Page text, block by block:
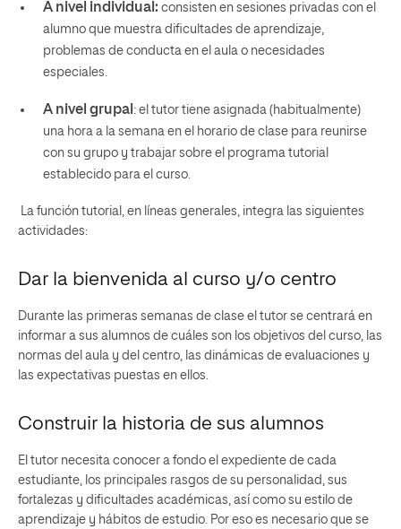
A nivel individual: consisten en sesiones privadas con el
alumno que muestra dificultades de aprendizaje,
problemas de conducta en el aula o necesidades
especiales.
A nivel grupal: el tutor tiene asignada (habitualmente)
una hora a la semana en el horario de clase para reunirse
con su grupo y trabajar sobre el programa tutorial
establecido para el curso.
La función tutorial, en líneas generales, integra las siguientes
actividades:
Dar la bienvenida al curso y/o centro
Durante las primeras semanas de clase el tutor se centrará en
informar a sus alumnos de cuáles son los objetivos del curso, las
normas del aula y del centro, las dinámicas de evaluaciones y
las expectativas puestas en ellos.
Construir la historia de sus alumnos
El tutor necesita conocer a fondo el expediente de cada
estudiante, los principales rasgos de su personalidad, sus
fortalezas y dificultades académicas, así como su estilo de
aprendizaje y hábitos de estudio. Por eso es necesario que se